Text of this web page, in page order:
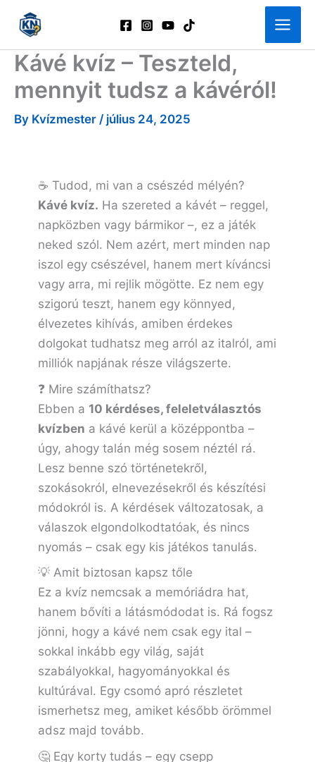
content
Kávé kvíz – Teszteld,
mennyit tudsz a kávéról!
By Kvízmester / július 24, 2025
☕ Tudod, mi van a csészéd mélyén?
Kávé kvíz. Ha szereted a kávét – reggel,
napközben vagy bármikor –, ez a játék
neked szól. Nem azért, mert minden nap
iszol egy csészével, hanem mert kíváncsi
vagy arra, mi rejlik mögötte. Ez nem egy
szigorú teszt, hanem egy könnyed,
élvezetes kihívás, amiben érdekes
dolgokat tudhatsz meg arról az italról, ami
milliók napjának része világszerte.
❓ Mire számíthatsz?
Ebben a 10 kérdéses, feleletválasztós
kvízben a kávé kerül a középpontba –
úgy, ahogy talán még sosem néztél rá.
Lesz benne szó történetekről,
szokásokról, elnevezésekről és készítési
módokról is. A kérdések változatosak, a
válaszok elgondolkodtatóak, és nincs
nyomás – csak egy kis játékos tanulás.
💡 Amit biztosan kapsz tőle
Ez a kvíz nemcsak a memóriádra hat,
hanem bővíti a látásmódodat is. Rá fogsz
jönni, hogy a kávé nem csak egy ital –
sokkal inkább egy világ, saját
szabályokkal, hagyományokkal és
kultúrával. Egy csomó apró részletet
ismerhetsz meg, amiket később örömmel
adsz majd tovább.
🤔 Egy korty tudás – egy csepp